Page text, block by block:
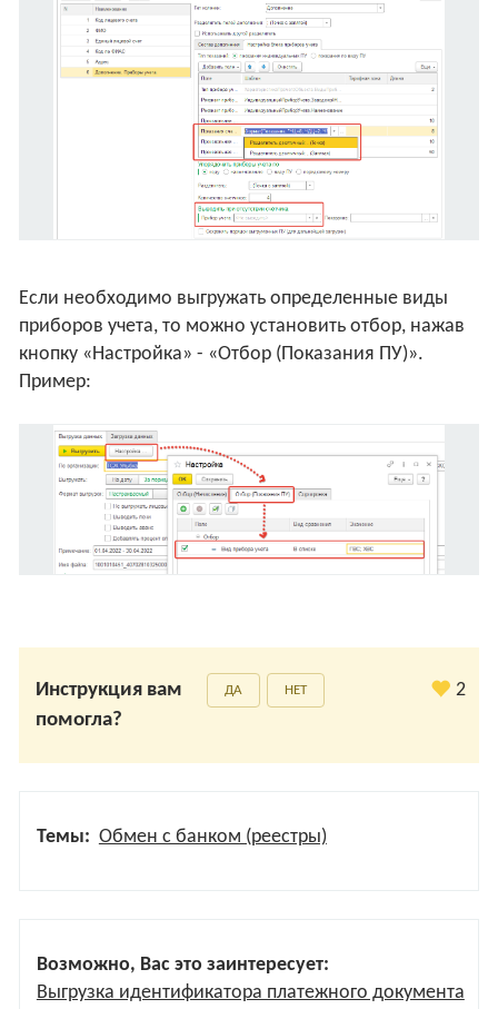
Если необходимо выгружать определенные виды
приборов учета, то можно установить отбор, нажав
кнопку «Настройка» - «Отбор (Показания ПУ)».
Пример:
Инструкция вам
помогла?
ДА НЕТ 2
Темы: Обмен с банком (реестры)
Возможно, Вас это заинтересует:
Выгрузка идентификатора платежного документа